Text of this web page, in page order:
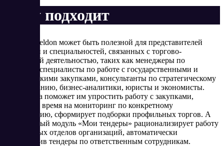
Кому подходит
​Система Seldon может быть полезной для представителей
профессий и специальностей, связанных с торгово-
закупочной деятельностью, таких как менеджеры по
закупкам, специалисты по работе с государственными и
коммерческими закупками, консультанты по стратегическому
планированию, бизнес-аналитики, юристы и экономисты.
Программа поможет им упростить работу с закупками,
сэкономит время на мониторинг по конкретному
направлению, сформирует подборки профильных торгов. А
специальный модуль «Мои тендеры» рационализирует работу
профильных отделов организаций, автоматически
распределив тендеры по ответственным сотрудникам.​